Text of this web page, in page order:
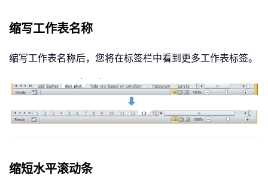
缩写工作表名称
缩写工作表名称后，您将在标签栏中看到更多工作表标签。
缩短水平滚动条